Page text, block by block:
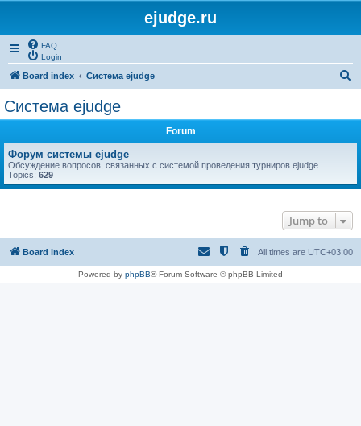
ejudge.ru
FAQ
Login
Board index Система ejudge
Система ejudge
Forum
Форум системы ejudge
Обсуждение вопросов, связанных с системой проведения турниров ejudge.
Topics: 629
Jump to
Board index All times are UTC+03:00
Powered by phpBB® Forum Software © phpBB Limited